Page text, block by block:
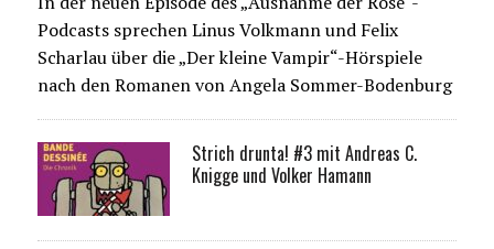
Podcasts sprechen Linus Volkmann und Felix
Scharlau über die „Der kleine Vampir“-Hörspiele
nach den Romanen von Angela Sommer-Bodenburg
Strich drunta! #3 mit Andreas C.
Knigge und Volker Hamann